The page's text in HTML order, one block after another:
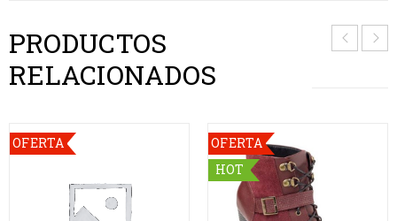
PRODUCTOS
RELACIONADOS
OFERTA
OFERTA
HOT